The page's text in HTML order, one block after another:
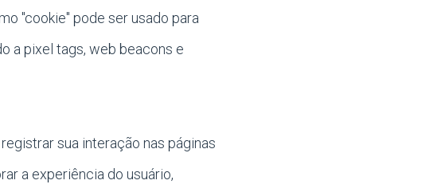
"cookie" pode ser usado para
a pixel tags, web beacons e
sua interação nas páginas
a experiência do usuário,